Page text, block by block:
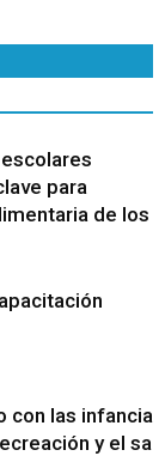
para
de los
las infancias
y el